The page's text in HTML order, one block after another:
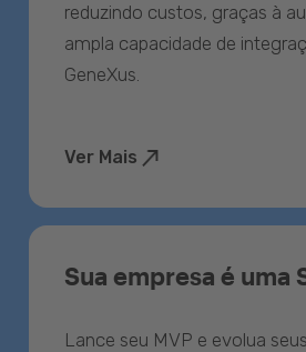
reduzindo custos, graças à
ampla capacidade de
GeneXus.
Ver Mais
Sua empresa é uma
Lance seu MVP e evolua